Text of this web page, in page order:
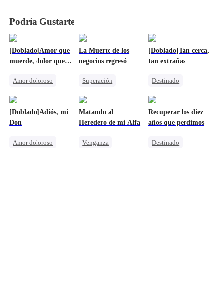
Podría Gustarte
[Doblado]Amor que
muerde, dolor que
Amor doloroso
Amor-Odio
La Muerte de los
negocios regresó
Superación
Traición
[Doblado]Tan cerca,
tan extrañas
Destinado
[Doblado]Adiós, mi
Don
Amor doloroso
Matando al
Heredero de mi Alfa
Venganza
Recuperar los diez
años que perdimos
Destinado